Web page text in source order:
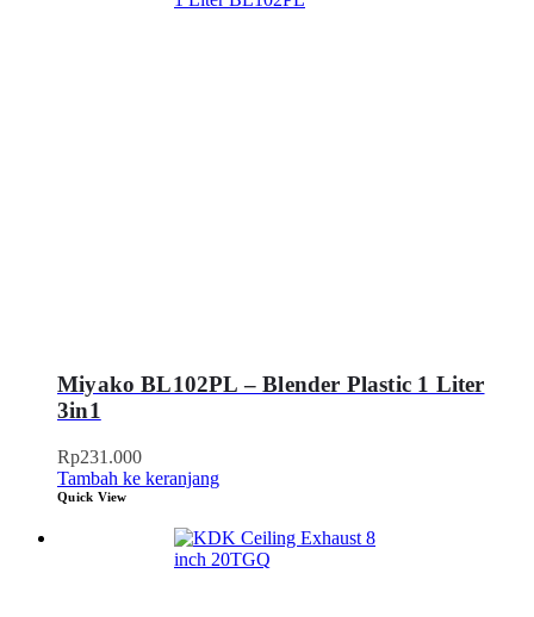
Miyako BL102PL – Blender Plastic 1 Liter
3in1
Rp231.000
Tambah ke keranjang
Quick View